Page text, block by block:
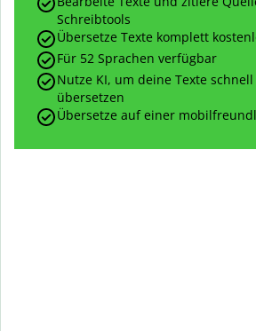
Schreibtools
Übersetze Texte komplett
Für 52 Sprachen verfügbar
Nutze KI, um deine Texte
übersetzen
Übersetze auf einer